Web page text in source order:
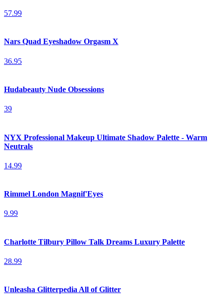
57.99
Nars Quad Eyeshadow Orgasm X
36.95
Hudabeauty Nude Obsessions
39
NYX Professional Makeup Ultimate Shadow Palette - Warm
Neutrals
14.99
Rimmel London Magnif'Eyes
9.99
Charlotte Tilbury Pillow Talk Dreams Luxury Palette
28.99
Unleasha Glitterpedia All of Glitter